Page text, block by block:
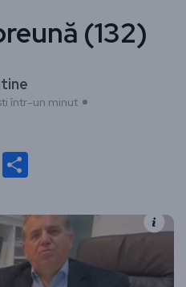
(132)
într-un minut
Email